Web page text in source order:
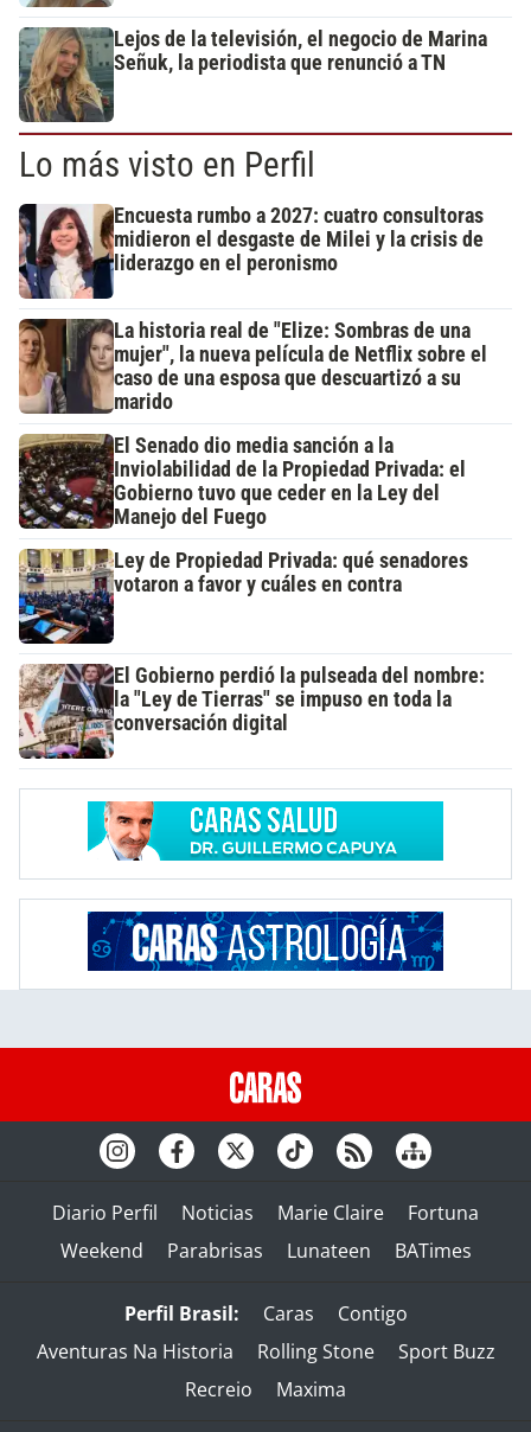
Lejos de la televisión, el negocio de Marina
Señuk, la periodista que renunció a TN
Lo más visto en Perfil
Encuesta rumbo a 2027: cuatro consultoras
midieron el desgaste de Milei y la crisis de
liderazgo en el peronismo
La historia real de "Elize: Sombras de una
mujer", la nueva película de Netflix sobre el
caso de una esposa que descuartizó a su
marido
El Senado dio media sanción a la
Inviolabilidad de la Propiedad Privada: el
Gobierno tuvo que ceder en la Ley del
Manejo del Fuego
Ley de Propiedad Privada: qué senadores
votaron a favor y cuáles en contra
El Gobierno perdió la pulseada del nombre:
la "Ley de Tierras" se impuso en toda la
conversación digital
Diario Perfil Noticias Marie Claire
Fortuna
Weekend
Parabrisas Lunateen BATimes
Perfil Brasil: Caras
Contigo
Aventuras Na Historia
Rolling Stone
Sport Buzz
Recreio
Maxima